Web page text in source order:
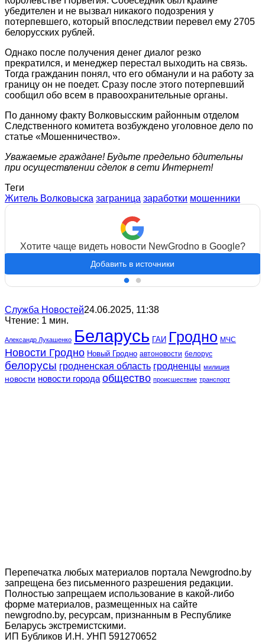
убедителен и не вызвал никакого подозрения у
потерпевшего, который впоследствии перевел ему 2705
белорусских рублей.
Однако после получения денег диалог резко
прекратился, и менеджер перестал выходить на связь.
Тогда гражданин понял, что его обманули и на работу за
границу он не поедет. Сразу после этого потерпевший
сообщил обо всем в правоохранительные органы.
По данному факту Волковысским районным отделом
Следственного комитета возбуждено уголовное дело по
статье «Мошенничество».
Уважаемые граждане! Будьте предельно бдительны
при осуществлении сделок в сети Интернет!
Теги
Житель Волковыска заграница заработки мошенники
Хотите чаще видеть новости NewGrodno в Google?
Добавить в источники
Служба Новостей24.06.2025, 11:38
Чтение: 1 мин.
Александр Лукашенко Беларусь ГАИ Гродно МЧС
Новости Гродно Новый Гродно автоновости белорус
белорусы гродненская область гродненцы милиция
новости новости города общество происшествие транспорт
Перепечатка любых материалов портала Newgrodno.by
запрещена без письменного разрешения редакции.
Полностью запрещаем использование в какой-либо
форме материалов, размещенных на сайте
newgrodno.by, ресурсам, признанным в Республике
Беларусь экстремистскими.
ИП Бубликов И.Н. УНП 591270652